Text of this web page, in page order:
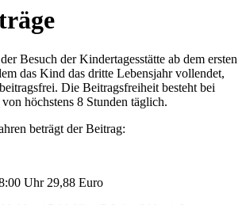
Besuch der Kindertagesstätte ab dem ersten
das Kind das dritte Lebensjahr vollendet,
Die Beitragsfreiheit besteht bei
höchstens 8 Stunden täglich.
beträgt der Beitrag:
Uhr 29,88 Euro